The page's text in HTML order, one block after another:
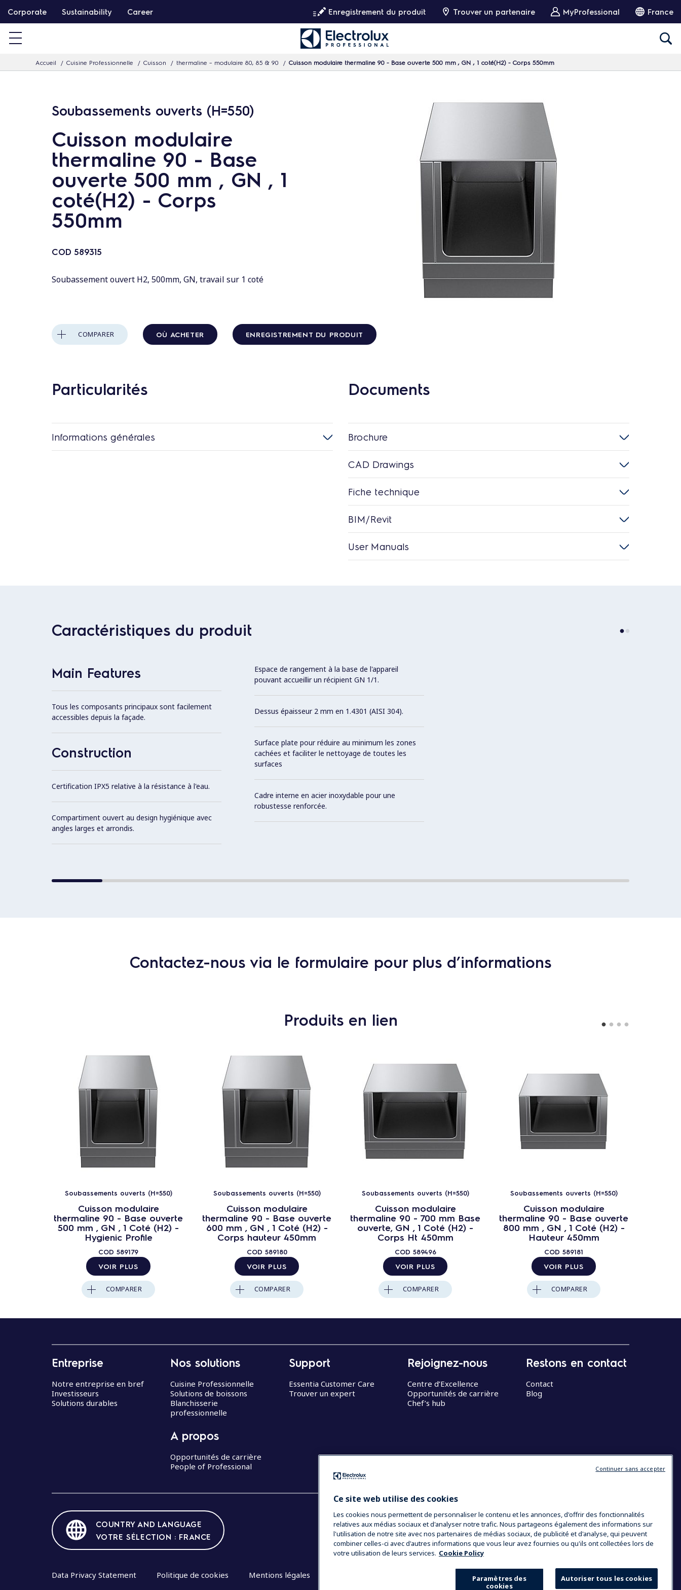
a
Corporate Sustainability Career Enregistrement du produit Trouver un partenaire MyProfessional France
Accueil Cuisine Professionnelle Cuisson thermaline – modulaire 80, 85 & 90 Cuisson modulaire thermaline 90 - Base ouverte 500 mm , GN , 1 coté(H2) - Corps 550mm
Soubassements ouverts (H=550)
Cuisson modulaire
thermaline 90 - Base
ouverte 500 mm , GN , 1
coté(H2) - Corps
550mm
COD 589315
Soubassement ouvert H2, 500mm, GN, travail sur 1 coté
COMPARER OÙ ACHETER ENREGISTREMENT DU PRODUIT
Particularités
Informations générales
Documents
Brochure
CAD Drawings
Fiche technique
BIM/Revit
User Manuals
Caractéristiques du produit
Main Features
Tous les composants principaux sont facilement
accessibles depuis la façade.
Construction
Certification IPX5 relative à la résistance à l'eau.
Compartiment ouvert au design hygiénique avec
angles larges et arrondis.
Espace de rangement à la base de l'appareil
pouvant accueillir un récipient GN 1/1.
Dessus épaisseur 2 mm en 1.4301 (AISI 304).
Surface plate pour réduire au minimum les zones
cachées et faciliter le nettoyage de toutes les
surfaces
Cadre interne en acier inoxydable pour une
robustesse renforcée.
Contactez-nous via le formulaire pour plus d’informations
Produits en lien
Soubassements ouverts (H=550)
Cuisson modulaire
thermaline 90 - Base ouverte
500 mm , GN , 1 Coté (H2) -
Hygienic Profile
COD 589179
VOIR PLUS
COMPARER
Soubassements ouverts (H=550)
Cuisson modulaire
thermaline 90 - Base ouverte
600 mm , GN , 1 Coté (H2) -
Corps hauteur 450mm
COD 589180
VOIR PLUS
COMPARER
Soubassements ouverts (H=550)
Cuisson modulaire
thermaline 90 - 700 mm Base
ouverte, GN , 1 Coté (H2) -
Corps Ht 450mm
COD 589496
VOIR PLUS
COMPARER
Soubassements ouverts (H=550)
Cuisson modulaire
thermaline 90 - Base ouverte
800 mm , GN , 1 Coté (H2) -
Hauteur 450mm
COD 589181
VOIR PLUS
COMPARER
Entreprise
Notre entreprise en bref
Investisseurs
Solutions durables
Nos solutions
Cuisine Professionnelle
Solutions de boissons
Blanchisserie
professionnelle
A propos
Opportunités de carrière
People of Professional
Support
Essentia Customer Care
Trouver un expert
Rejoignez-nous
Centre d’Excellence
Opportunités de carrière
Chef’s hub
Restons en contact
Contact
Blog
COUNTRY AND LANGUAGE
VOTRE SÉLECTION : FRANCE
Data Privacy Statement Politique de cookies Mentions légales
Ce site web utilise des cookies
Les cookies nous permettent de personnaliser le contenu et les annonces, d'offrir des fonctionnalités
relatives aux médias sociaux et d'analyser notre trafic. Nous partageons également des informations sur
l'utilisation de notre site avec nos partenaires de médias sociaux, de publicité et d'analyse, qui peuvent
combiner celles-ci avec d'autres informations que vous leur avez fournies ou qu'ils ont collectées lors de
votre utilisation de leurs services. Cookie Policy
Autoriser tous les cookies
Paramètres des
cookies
Continuer sans accepter